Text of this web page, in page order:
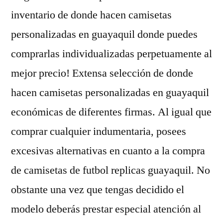
inventario de donde hacen camisetas
personalizadas en guayaquil donde puedes
comprarlas individualizadas perpetuamente al
mejor precio! Extensa selección de donde
hacen camisetas personalizadas en guayaquil
económicas de diferentes firmas. Al igual que
comprar cualquier indumentaria, posees
excesivas alternativas en cuanto a la compra
de camisetas de futbol replicas guayaquil. No
obstante una vez que tengas decidido el
modelo deberás prestar especial atención al